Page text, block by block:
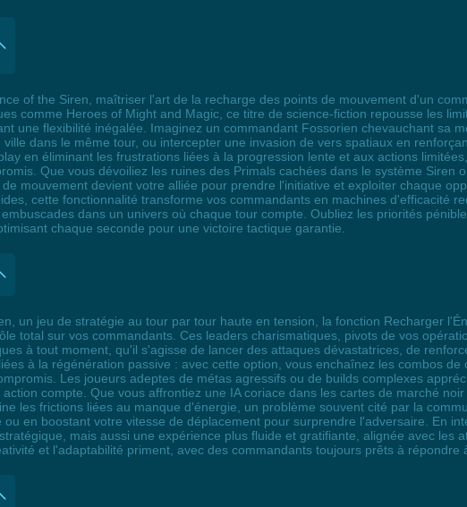
of the Siren, maîtriser l'art de la recharge des points de mouvement d'un
comme Heroes of Might and Magic, ce titre de science-fiction repousse les
une flexibilité inégalée. Imaginez un commandant Fossorien chevauchant sa
dans le même tour, ou intercepter une invasion de vers spatiaux en
en éliminant les frustrations liées à la progression lente et aux actions
Que vous dévoiliez les ruines des Primals cachées dans le système
mouvement devient votre alliée pour prendre l'initiative et exploiter chaque
cette fonctionnalité transforme vos commandants en machines d'efficacité
dans un univers où chaque tour compte. Oubliez les priorités
chaque seconde pour une victoire tactique garantie.
un jeu de stratégie au tour par tour haute en tension, la fonction Recharger
total sur vos commandants. Ces leaders charismatiques, pivots de vos
à tout moment, qu'il s'agisse de lancer des attaques dévastatrices, de
à la régénération passive : avec cette option, vous enchaînez les combos
Les joueurs adeptes de métas agressifs ou de builds complexes
compte. Que vous affrontiez une IA coriace dans les cartes de marché
les frictions liées au manque d'énergie, un problème souvent cité par la
en boostant votre vitesse de déplacement pour surprendre l'adversaire. En
mais aussi une expérience plus fluide et gratifiante, alignée avec les
et l'adaptabilité priment, avec des commandants toujours prêts à répondre